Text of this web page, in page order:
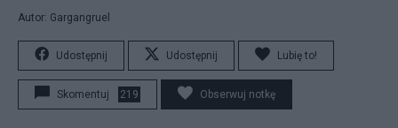
Autor: Gargangruel
Udostępnij Udostępnij Lubię to!
Skomentuj 219 Obserwuj notkę